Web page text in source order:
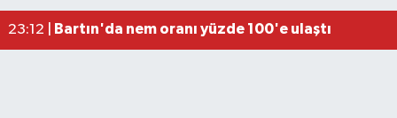
23:12 |
Bartın'da nem oranı yüzde 100'e ulaştı